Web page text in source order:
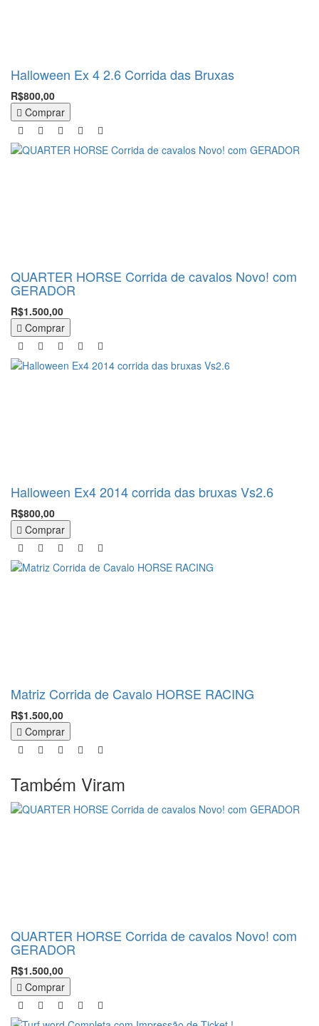
Halloween Ex 4 2.6 Corrida das Bruxas
R$800,00
Comprar
QUARTER HORSE Corrida de cavalos Novo! com
GERADOR
R$1.500,00
Comprar
Halloween Ex4 2014 corrida das bruxas Vs2.6
R$800,00
Comprar
Matriz Corrida de Cavalo HORSE RACING
R$1.500,00
Comprar
Também Viram
QUARTER HORSE Corrida de cavalos Novo! com
GERADOR
R$1.500,00
Comprar